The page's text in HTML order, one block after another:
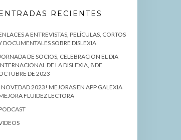
RECIENTES
A ENTREVISTAS, PELÍCULAS, CORTOS
DOCUMENTALES SOBRE DISLEXIA
JORNADA DE SOCIOS, CELEBRACION EL DIA
DE LA DISLEXIA, 8 DE
DE 2023
2023! MEJORAS EN APP GALEXIA
FLUIDEZ LECTORA